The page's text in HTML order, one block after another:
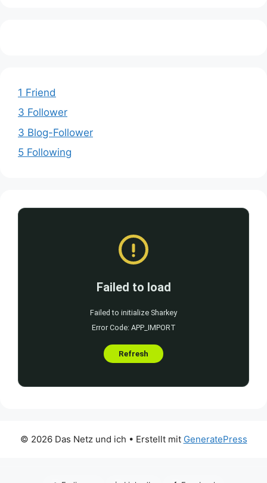
1 Friend
3 Follower
3 Blog-Follower
5 Following
© 2026 Das Netz und ich • Erstellt mit GeneratePress